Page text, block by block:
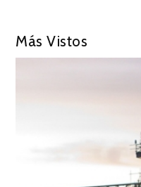
Más Vistos